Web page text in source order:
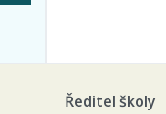
Ředitel školy